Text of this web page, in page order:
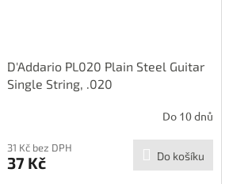
D'Addario PL020 Plain Steel Guitar
Single String, .020
Do 10 dnů
31 Kč bez DPH
37 Kč Do košíku